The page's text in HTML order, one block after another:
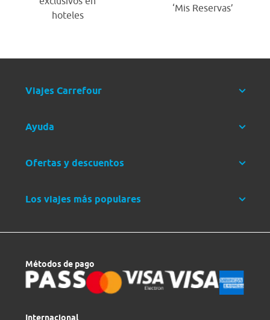
hoteles
‘Mis Reservas’
Viajes Carrefour
Ayuda
Ofertas y descuentos
Los viajes más populares
Métodos de pago
Internacional